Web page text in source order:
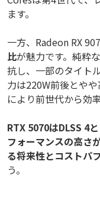
ます。
一方、Radeon RX
比が魅力です。純粋
抗し、一部のタイト
力は220W前後とや
により前世代から効
RTX 5070はDLSS 4
フォーマンスの高さ
る将来性とコストパ
う。